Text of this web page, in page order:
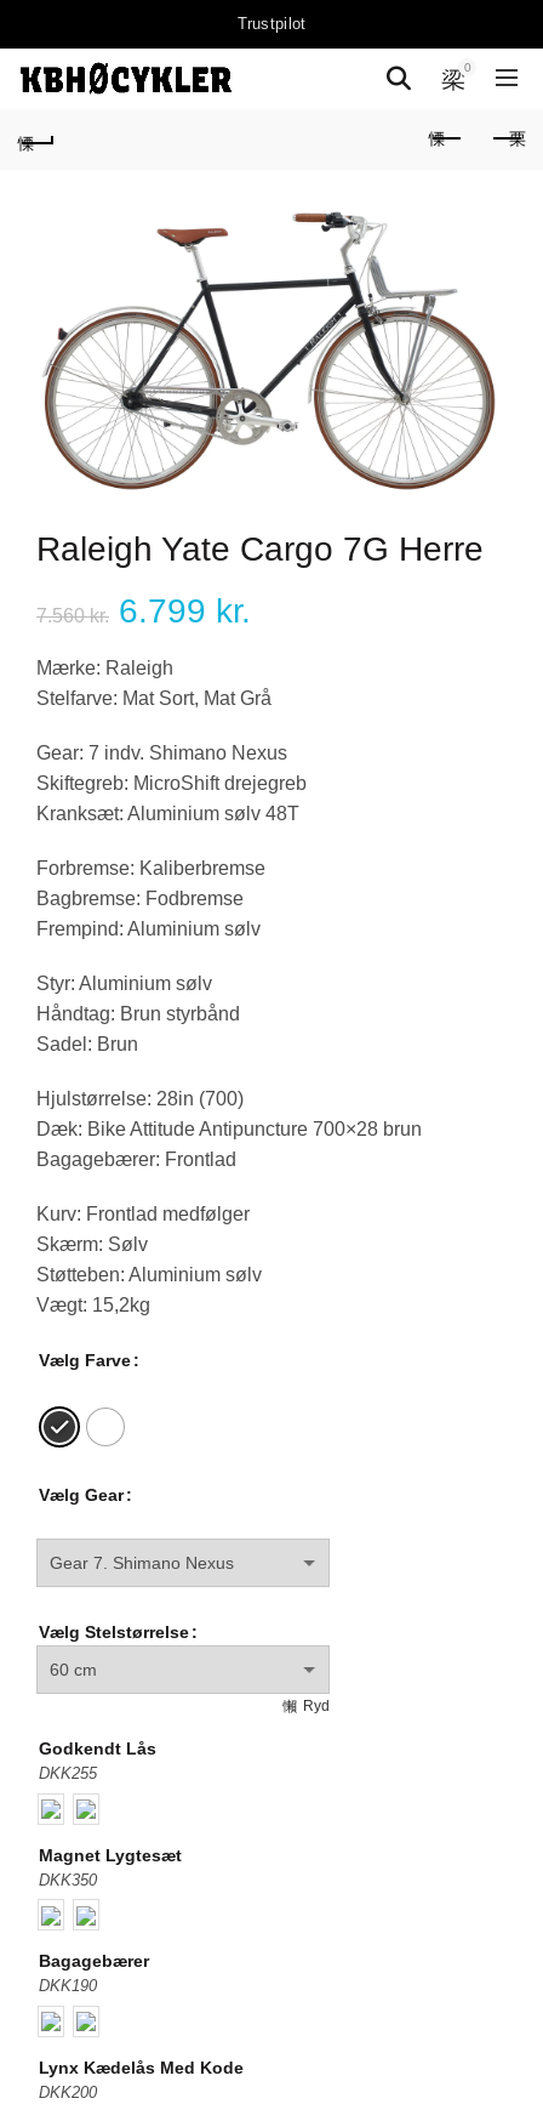
Trustpilot
0
Raleigh Yate Cargo 7G Herre
7.560kr. Den
oprindelige
pris
var:
7.560 kr..
6.799 kr.
pris
er:
6.799 kr..
Mærke: Raleigh
Stelfarve: Mat Sort, Mat Grå
Gear: 7 indv. Shimano Nexus
Skiftegreb: MicroShift drejegreb
Kranksæt: Aluminium sølv 48T
Forbremse: Kaliberbremse
Bagbremse: Fodbremse
Frempind: Aluminium sølv
Styr: Aluminium sølv
Håndtag: Brun styrbånd
Sadel: Brun
Hjulstørrelse: 28in (700)
Dæk: Bike Attitude Antipuncture 700×28 brun
Bagagebærer: Frontlad
Kurv: Frontlad medfølger
Skærm: Sølv
Støtteben: Aluminium sølv
Vægt: 15,2kg
Vælg Farve
Vælg Gear
Vælg Stelstørrelse
Ryd
Godkendt Lås
DKK255
Magnet Lygtesæt
DKK350
Bagagebærer
DKK190
Lynx Kædelås Med Kode
DKK200